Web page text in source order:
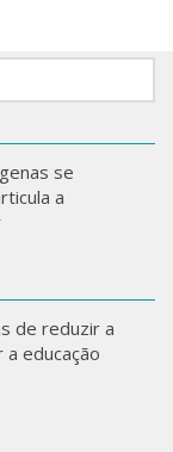
se
a
de reduzir a
educação